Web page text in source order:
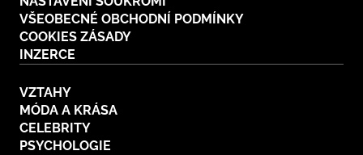
VŠEOBECNÉ OBCHODNÍ PODMÍNKY
COOKIES ZÁSADY
INZERCE
VZTAHY
MÓDA A KRÁSA
CELEBRITY
PSYCHOLOGIE